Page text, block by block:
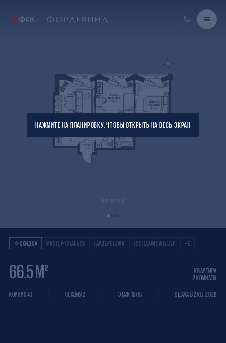
СКИДКА МАСТЕР-СПАЛЬНЯ ГАРДЕРОБНАЯ ГОСТЕВОЙ САНУЗЕЛ +6
Квартира 2
66.5 М²
КВАРТИРА
2 КОМНАТЫ
КОРПУС 4.1 СЕКЦИЯ 2 ЭТАЖ 16/16 СДАЧА В 2 КВ. 2028
НАЖМИТЕ НА ПЛАНИРОВКУ, ЧТОБЫ ОТКРЫТЬ НА ВЕСЬ ЭКРАН